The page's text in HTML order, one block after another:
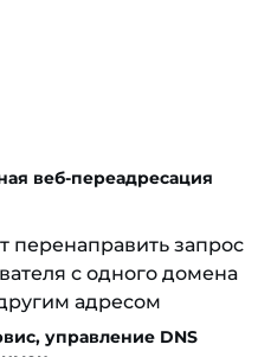
веб-переадресация
перенаправить запрос
с одного домена
адресом
управление DNS